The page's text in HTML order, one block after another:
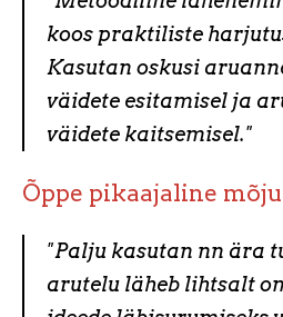
koos praktiliste
Kasutan oskusi
väidete esitamisel ja
väidete kaitsemisel."
Õppe pikaajaline mõju
"Palju kasutan nn ära
arutelu läheb lihtsalt